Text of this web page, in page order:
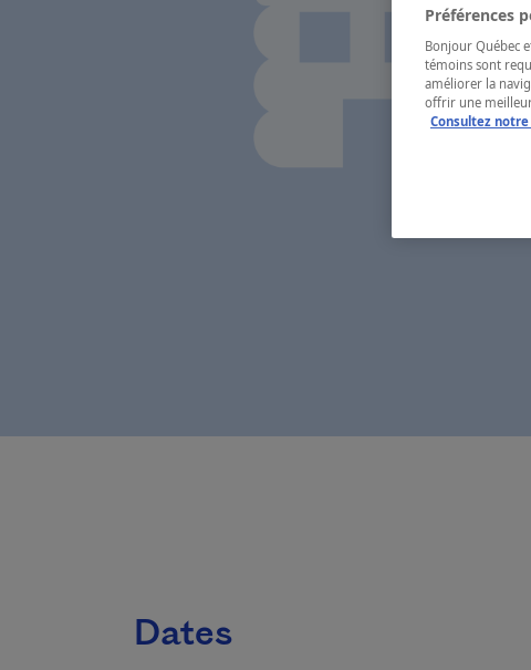
Dates
Préférences
Bonjour Québec
témoins sont
améliorer la
offrir une
Consultez